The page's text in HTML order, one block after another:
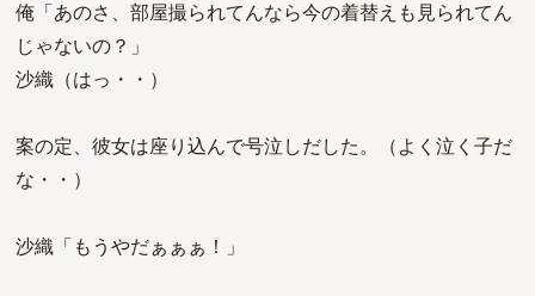
俺「あのさ、部屋撮られてんなら今の着替えも見られてん
じゃないの？」
沙織（はっ・・）
案の定、彼女は座り込んで号泣しだした。（よく泣く子だ
な・・）
沙織「もうやだぁぁぁ！」